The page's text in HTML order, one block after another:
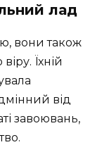
лад
вони також
Їхній
від
завоювань,